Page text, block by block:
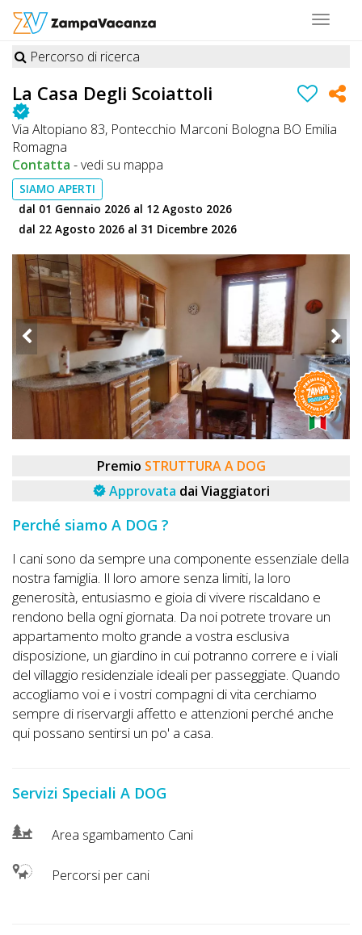
Toggle
STRUTTURE
DOG
LUOGHI
A
DOG
OFFERTE
A
DOG
INFO
CHIEDI
CODICE
SCONTO
Video
Tutorial
Lavora
Attività
Percorso di ricerca
La Casa Degli Scoiattoli
Via Altopiano 83, Pontecchio Marconi Bologna BO Emilia
Romagna
Contatta -vedi su mappa
SIAMO APERTI
dal 01 Gennaio 2026 al 12 Agosto 2026
dal 22 Agosto 2026 al 31 Dicembre 2026
Premio STRUTTURA A DOG
Approvata dai Viaggiatori
Perché siamo A DOG ?
I cani sono da sempre una componente essenziale della
nostra famiglia. Il loro amore senza limiti, la loro
generosità, entusiasmo e gioia di vivere riscaldano e
rendono bella ogni giornata. Da noi potrete trovare un
appartamento molto grande a vostra esclusiva
disposizione, un giardino in cui potranno correre e i viali
del villaggio residenziale ideali per passeggiate. Quando
accogliamo voi e i vostri compagni di vita cerchiamo
sempre di riservargli affetto e attenzioni perché anche
qui possano sentirsi un po' a casa.
Servizi Speciali A DOG
Area sgambamento Cani
Percorsi per cani